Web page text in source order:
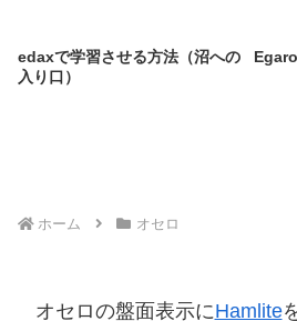
edaxで学習させる方法（沼への
入り口）
ホーム オセロ
オセロの盤面表示にHamlite